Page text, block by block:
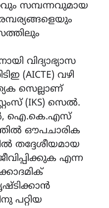
സമ്പന്നവുമായ
വിദ്യാഭ്യാസ
(AICTE) വഴി
സെല്ലാണ്
(IKS) സെൽ.
ഐ.കെ.എസ്
ഔപചാരിക
തദ്ദേശീയമായ
എന്ന
പറ്റിയ